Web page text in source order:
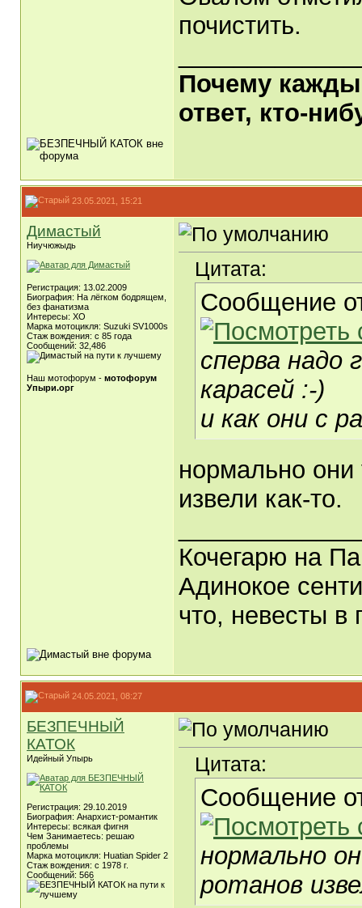
почистить.
Почему
ответ, кто-
23.05.2021, 15:21
Димастый
Ниучюжыдь
Регистрация: 13.02.2009
Биография: На лёгком бодрящем,
без фанатизма
Интересы: ХО
Марка мотоцикля: Suzuki SV1000s
Стаж вождения: с 85 года
Сообщений: 32,486
Наш мотофорум - мотофорум
Упыри.орг
Цитата:
Сообщение
сперва надо
карасей :-)
и как они с
нормально они
извели как-то.
Кочегарю на
Адинокое
что, невесты в
24.05.2021, 08:27
БЕЗПЕЧНЫЙ
КАТОК
Идейный Упырь
Регистрация: 29.10.2019
Биография: Анархист-романтик
Интересы: всякая фигня
Чем Занимаетесь: решаю
проблемы
Марка мотоцикля: Huatian Spider 2
Стаж вождения: с 1978 г.
Сообщений: 566
Цитата:
Сообщение
нормально
ротанов